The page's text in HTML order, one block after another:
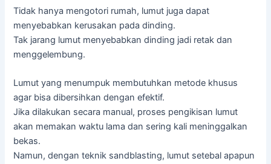
Tidak hanya mengotori rumah, lumut juga dapat
menyebabkan kerusakan pada dinding.
Tak jarang lumut menyebabkan dinding jadi retak dan
menggelembung.
Lumut yang menumpuk membutuhkan metode khusus
agar bisa dibersihkan dengan efektif.
Jika dilakukan secara manual, proses pengikisan lumut
akan memakan waktu lama dan sering kali meninggalkan
bekas.
Namun, dengan teknik sandblasting, lumut setebal apapun